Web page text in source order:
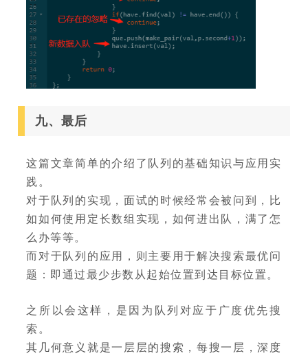
九、最后
这篇文章简单的介绍了队列的基础知识与应用实
践。
对于队列的实现，面试的时候经常会被问到，比
如如何使用定长数组实现，如何进出队，满了怎
么办等等。
而对于队列的应用，则主要用于解决搜索最优问
题：即通过最少步数从起始位置到达目标位置。
之所以会这样，是因为队列对应于广度优先搜
索。
其几何意义就是一层层的搜索，每搜一层，深度